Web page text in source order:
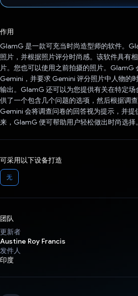
作用
GlamG 是一款可充当时尚造型师的软件。
照片，并根据照片评分时尚感。该软件具有
片。您也可以使用之前拍摄的照片。GlamG
Gemini，并要求 Gemini 评分照片中人物的
输出。GlamG 还可以为您提供有关在特定
供了一个包含几个问题的选项，然后根据调
Gemini 会将调查问卷的回答视为提示，并提
来，GlamG 便可帮助用户轻松做出时尚选择。
可采用以下设备打造
无
团队
更新者
Austine Roy Francis
发件人
印度